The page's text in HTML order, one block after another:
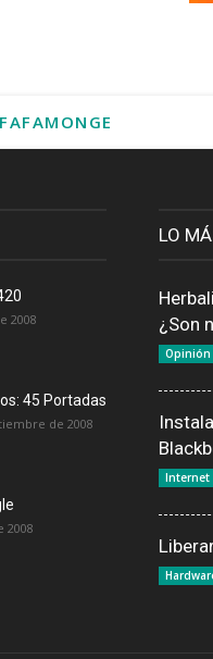
2008
45 Portadas
de 2008
2008
LO
¿Son
Opinión
Internet